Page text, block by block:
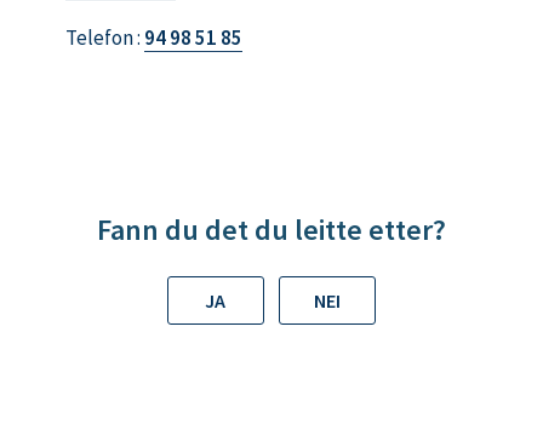
l
i
n
H
Telefon 94 98 51 85
Fann du det du leitte etter?
JA NEI